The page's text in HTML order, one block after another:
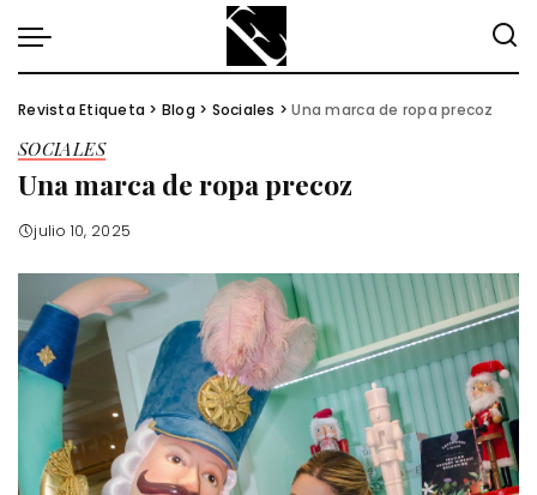
Revista Etiqueta > Blog > Sociales >Una marca de ropa precoz
SOCIALES
Una marca de ropa precoz
julio 10, 2025